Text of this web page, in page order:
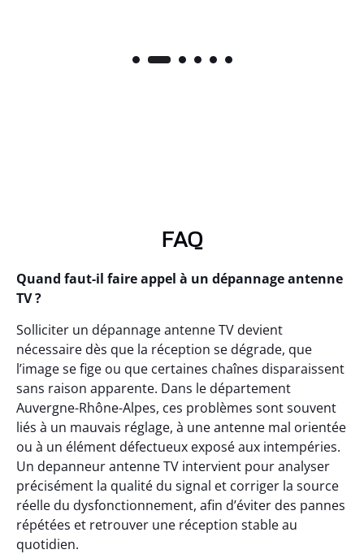
FAQ
Quand faut-il faire appel à un dépannage antenne
TV ?
Solliciter un dépannage antenne TV devient
nécessaire dès que la réception se dégrade, que
l’image se fige ou que certaines chaînes disparaissent
sans raison apparente. Dans le département
Auvergne-Rhône-Alpes, ces problèmes sont souvent
liés à un mauvais réglage, à une antenne mal orientée
ou à un élément défectueux exposé aux intempéries.
Un depanneur antenne TV intervient pour analyser
précisément la qualité du signal et corriger la source
réelle du dysfonctionnement, afin d’éviter des pannes
répétées et retrouver une réception stable au
quotidien.